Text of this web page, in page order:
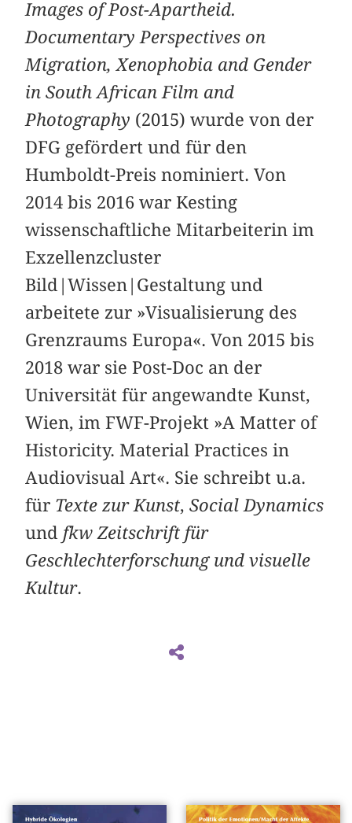
Images of Post-Apartheid.
Documentary Perspectives on
Migration, Xenophobia and Gender
in South African Film and
Photography (2015) wurde von der
DFG gefördert und für den
Humboldt-Preis nominiert. Von
2014 bis 2016 war Kesting
wissenschaftliche Mitarbeiterin im
Exzellenzcluster
Bild|Wissen|Gestaltung und
arbeitete zur »Visualisierung des
Grenzraums Europa«. Von 2015 bis
2018 war sie Post-Doc an der
Universität für angewandte Kunst,
Wien, im FWF-Projekt »A Matter of
Historicity. Material Practices in
Audiovisual Art«. Sie schreibt u.a.
für Texte zur Kunst,Social Dynamics
und fkw Zeitschrift für
Geschlechterforschung und visuelle
Kultur.